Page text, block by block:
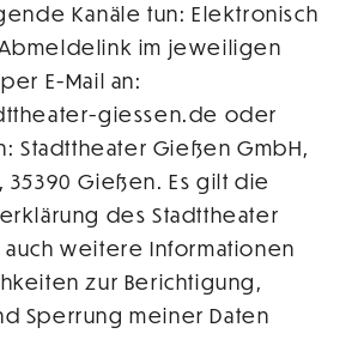
Kanäle tun: Elektronisch
im jeweiligen
E-Mail an:
giessen.de oder
Stadttheater Gießen GmbH,
35390 Gießen. Es gilt die
des Stadttheater
weitere Informationen
zur Berichtigung,
Sperrung meiner Daten